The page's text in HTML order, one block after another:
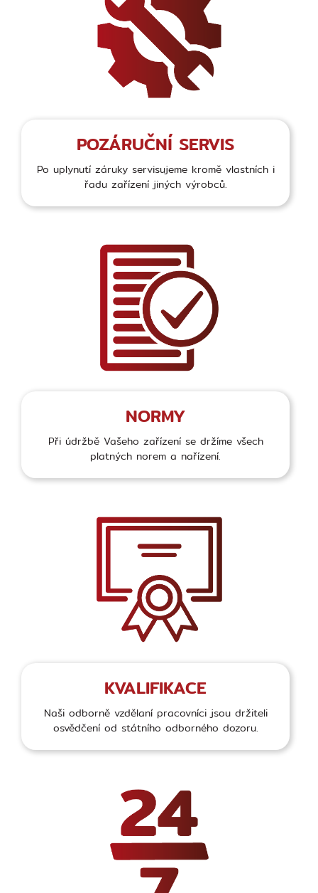
POZÁRUČNÍ SERVIS
Po uplynutí záruky servisujeme kromě vlastních i
řadu zařízení jiných výrobců.
NORMY
Při údržbě Vašeho zařízení se držíme všech
platných norem a nařízení.
KVALIFIKACE
Naši odborně vzdělaní pracovníci jsou držiteli
osvědčení od státního odborného dozoru.